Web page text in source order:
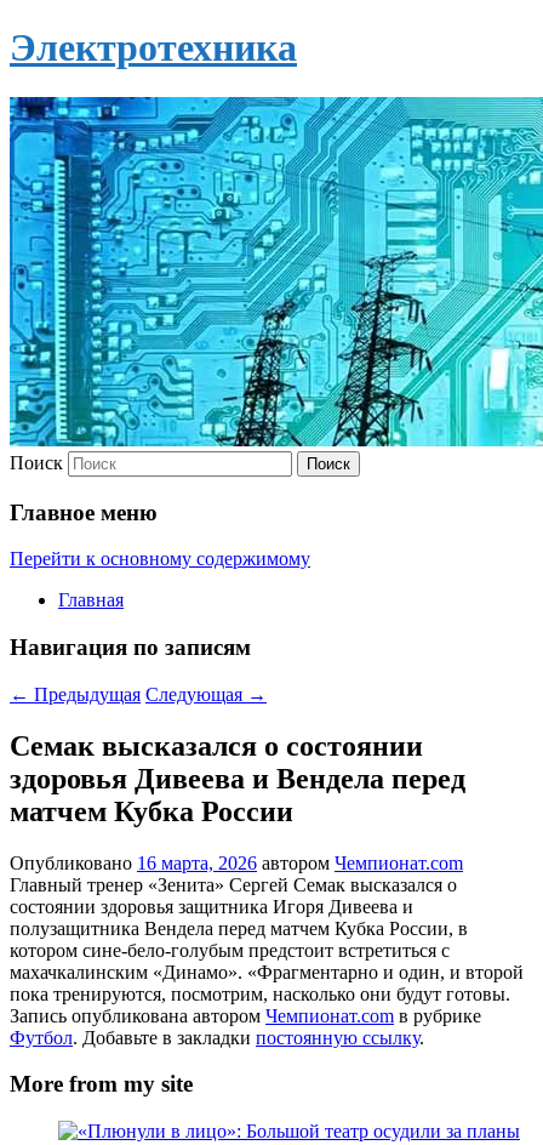
Электротехника
Поиск
Главное меню
Перейти к основному содержимому
Главная
Навигация по записям
← Предыдущая Следующая →
Семак высказался о состоянии
здоровья Дивеева и Вендела перед
матчем Кубка России
Опубликовано 16 марта, 2026 автором Чемпионат.com
Главный тренер «Зенита» Сергей Семак высказался о
состоянии здоровья защитника Игоря Дивеева и
полузащитника Вендела перед матчем Кубка России, в
котором сине-бело-голубым предстоит встретиться с
махачкалинским «Динамо». «Фрагментарно и один, и второй
пока тренируются, посмотрим, насколько они будут готовы.
Запись опубликована автором Чемпионат.com в рубрике
Футбол. Добавьте в закладки постоянную ссылку.
More from my site